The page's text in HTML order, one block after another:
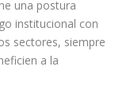
una postura
institucional con
sectores, siempre
a la